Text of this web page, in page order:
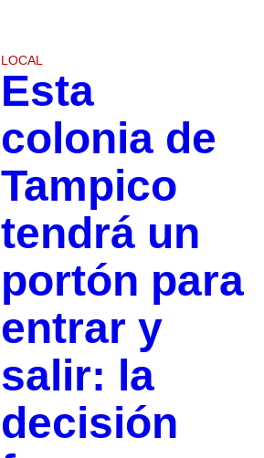
LOCAL
Esta
colonia de
Tampico
tendrá un
portón para
entrar y
salir: la
decisión